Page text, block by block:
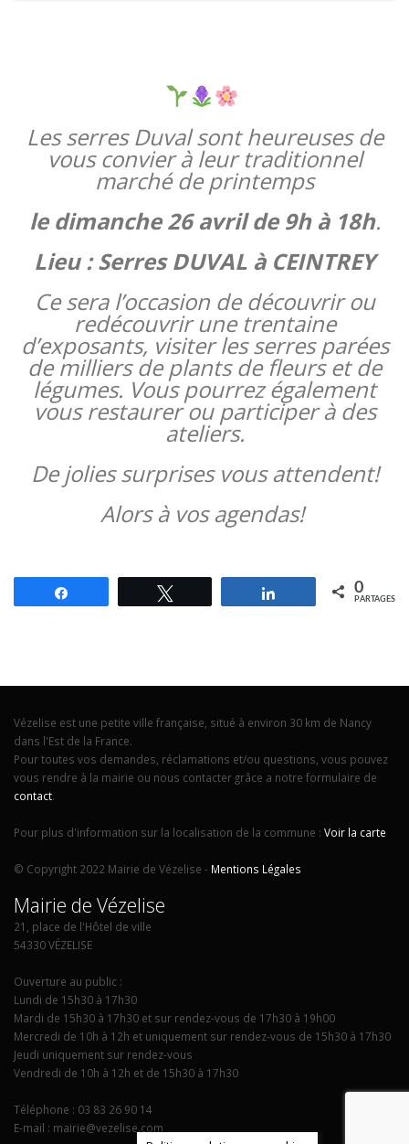
Les serres Duval sont heureuses de
vous convier à leur traditionnel
marché de printemps
le dimanche 26 avril de 9h à 18h.
Lieu : Serres DUVAL à CEINTREY
Ce sera l’occasion de découvrir ou
redécouvrir une trentaine
d’exposants, visiter les serres parées
de milliers de plants de fleurs et de
légumes. Vous pourrez également
vous restaurer ou participer à des
ateliers.
De jolies surprises vous attendent!
Alors à vos agendas!
Partagez 0
PARTAGES
Vézelise est une petite ville française, situé à environ 30 km de Nancy
dans l'Est de la France.
Pour toutes vos demandes, réclamations et/ou questions, vous pouvez
vous rendre à la mairie ou nous contacter grâce a notre formulaire de
contact.
Pour plus d'information sur la localisation de la commune : Voir la carte
© Copyright 2022 Mairie de Vézelise - Mentions Légales
Mairie de Vézelise
21, place de l'Hôtel de ville
54330 VÉZELISE
Ouverture au public :
Lundi de 15h30 à 17h30
Mardi de 15h30 à 17h30 et sur rendez-vous de 17h30 à 19h00
Mercredi de 10h à 12h et uniquement sur rendez-vous de 15h30 à 17h30
Jeudi uniquement sur rendez-vous
Vendredi de 10h à 12h et de 15h30 à 17h30
Téléphone : 03 83 26 90 14
E-mail : mairie@vezelise.com